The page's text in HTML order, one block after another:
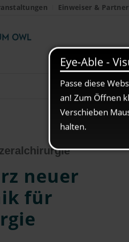
Einweiser & Partner
neuer
für